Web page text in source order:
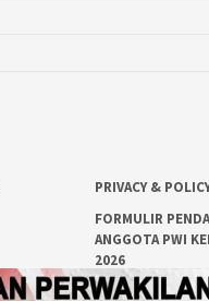
PRIVACY &
FORMULIR
ANGGOTA PWI
2026